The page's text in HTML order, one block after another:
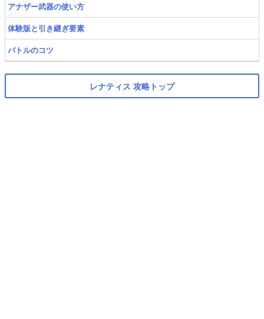
アナザー武器の使い方
体験版と引き継ぎ要素
バトルのコツ
レナティス 攻略トップ